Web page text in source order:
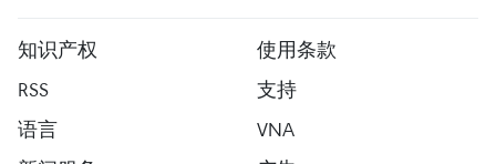
知识产权
使用条款
RSS
支持
语言
VNA